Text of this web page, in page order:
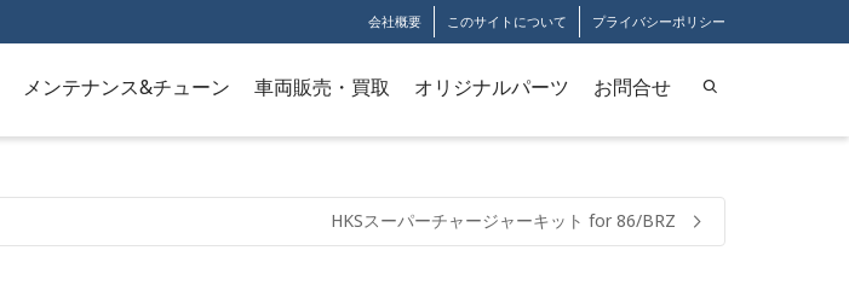
会社概要 このサイトについて プライバシーポリシー
メンテナンス&チューン 車両販売・買取 オリジナルパーツ お問合せ
HKSスーパーチャージャーキット for 86/BRZ